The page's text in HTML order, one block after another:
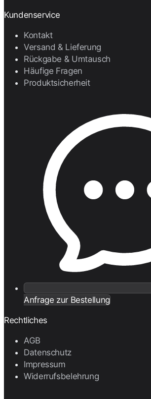
Kundenservice
Kontakt
Versand & Lieferung
Rückgabe & Umtausch
Häufige Fragen
Produktsicherheit
Anfrage zur Bestellung
Rechtliches
AGB
Datenschutz
Impressum
Widerrufsbelehrung